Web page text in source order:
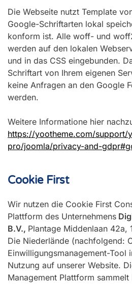
Die Webseite nutzt Template
Google-Schriftarten lokal
konform ist. Alle woff- und
werden auf den lokalen
und in das CSS eingebunden.
Schriftart von Ihrem eigenen
keine Anfragen an den Google
werden.
Weitere Informatione hier
https://yootheme.com/support/
pro/joomla/privacy-and-
Cookie First
Wir nutzen die Cookie First
Plattform des Unternehmens
B.V., Plantage Middenlaan 42a,
Die Niederlände (nachfolgend:
Einwilligungsmanagement-Tool
Nutzung auf unserer Website.
Management Plattform